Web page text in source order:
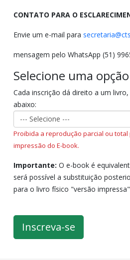
CONTATO PARA O
Envie um e-mail para
mensagem pelo WhatsApp (51)
Selecione uma opção
Cada inscrição dá direito a um
abaixo:
Proibida a reprodução parcial ou
impressão do E-book.
Importante: O e-book é
será possível a substituição
para o livro físico "versão
Inscreva-se